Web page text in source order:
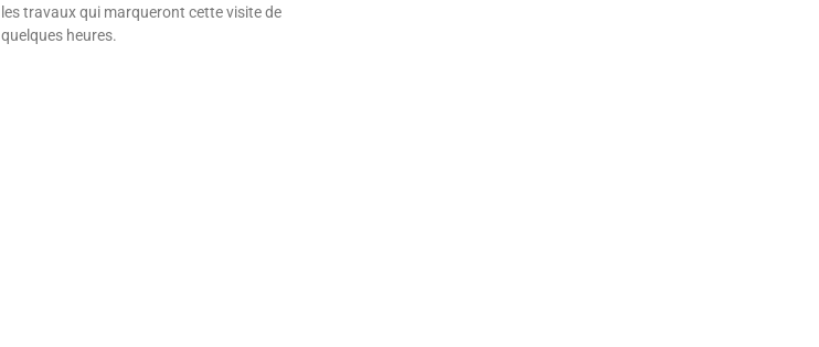
les travaux qui marqueront cette visite de
quelques heures.